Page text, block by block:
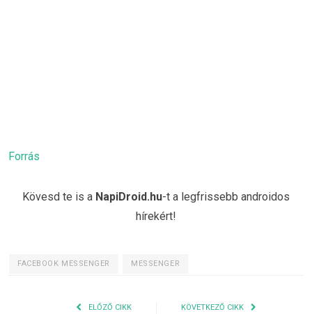
Forrás
Kövesd te is a NapiDroid.hu-t a legfrissebb androidos
hírekért!
FACEBOOK MESSENGER MESSENGER
ELŐZŐ CIKK KÖVETKEZŐ CIKK